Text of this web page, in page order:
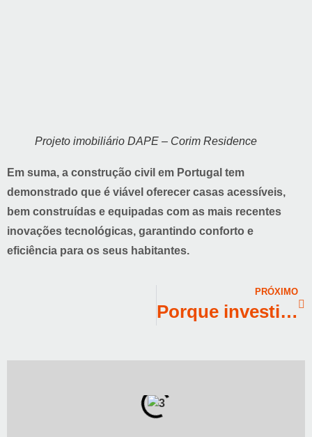
Projeto imobiliário DAPE – Corim Residence
Em suma, a construção civil em Portugal tem
demonstrado que é viável oferecer casas acessíveis,
bem construídas e equipadas com as mais recentes
inovações tecnológicas, garantindo conforto e
eficiência para os seus habitantes.
PRÓXIMO
Porque investir em imóveis com qualidade superior compensa — agora e no futuro